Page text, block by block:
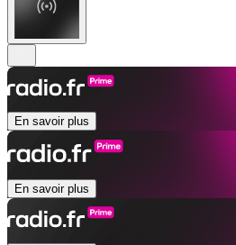
En savoir plus
En savoir plus